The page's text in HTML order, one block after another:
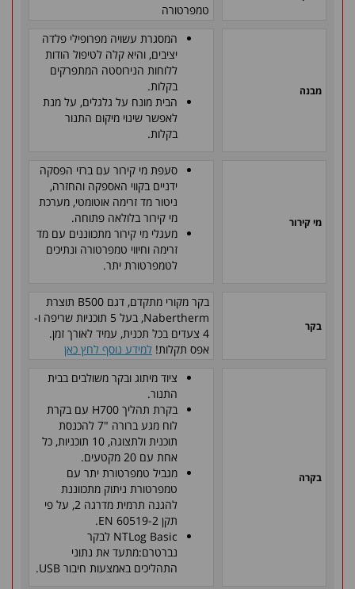
טמפרטורה
מבנה
המסגרת עשויה מפרופילי פלדה
יציבים, והיא קלה לטיפול הודות
ללוחות הנירוסטה המתפרקים
בקלות.
הבית מונח על גלגלים, על מנת
לאפשר שינוי מיקום התנור
בקלות.
מי קירור
סעפת מי קירור עם ברזי הפסקה
ידניים בקווי האספקה והחזרה,
ניטור מד זרימה אוטומטי, מערכת
מי קירור בלולאה פתוחה.
מעגלי מי קירור מתכווננים עם מד
זרימה וחיווי טמפרטורה ונתיכים
לטמפרטורת יתר.
בקר
בקר מקורי מתקדם, דגם B500 תוצרת
Nabertherm, בעל 5 תוכניות שריפה ו-
4 צעדים בכל תכנית, עמיד לאורך זמן.
אפס תקלות! למידע נוסף לחץ כאן
בקרה
ציוד מיתוג ובקר משולבים בבית
התנור.
בקרת תהליך H700 עם בקרת
לוח מגע ברורה "7 להכנסת
תוכנית ולתצוגה, 10 תוכניות, כל
אחת עם 20 מקטעים.
מגביל טמפרטורת יתר עם
טמפרטורת ניתוק מתכווננת
להגנה תרמית מדרגה 2, על פי
תקן EN 60519-2.
NTLog Basic לבקר
נברטרם:מתעד את נתוני
התהליכים באמצעות חיבור USB.